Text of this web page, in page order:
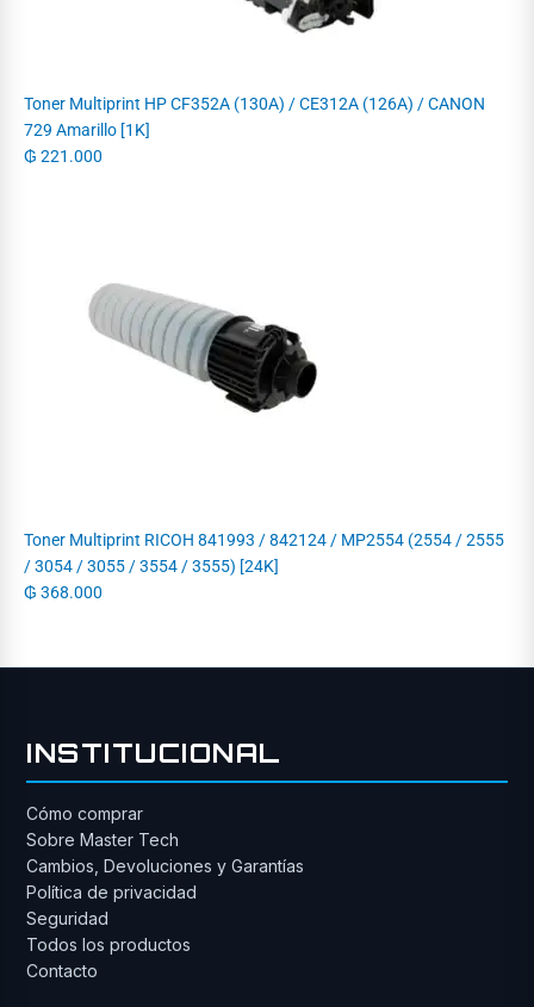
Toner Multiprint HP CF352A (130A) / CE312A (126A) / CANON
729 Amarillo [1K]
₲ 221.000
Toner Multiprint RICOH 841993 / 842124 / MP2554 (2554 / 2555
/ 3054 / 3055 / 3554 / 3555) [24K]
₲ 368.000
INSTITUCIONAL
Cómo comprar
Sobre Master Tech
Cambios, Devoluciones y Garantías
Política de privacidad
Seguridad
Todos los productos
Contacto